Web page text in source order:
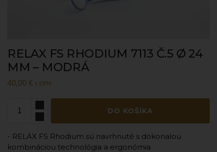
RELAX FS RHODIUM 7113 Č.5 Ø 24
MM – MODRÁ
40,00 € s DPH
DO KOŠÍKA
- RELAX FS Rhodium sú navrhnuté s dokonalou
kombináciou technológia a ergonómia